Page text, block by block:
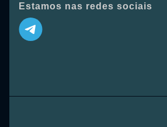
Estamos nas redes sociais